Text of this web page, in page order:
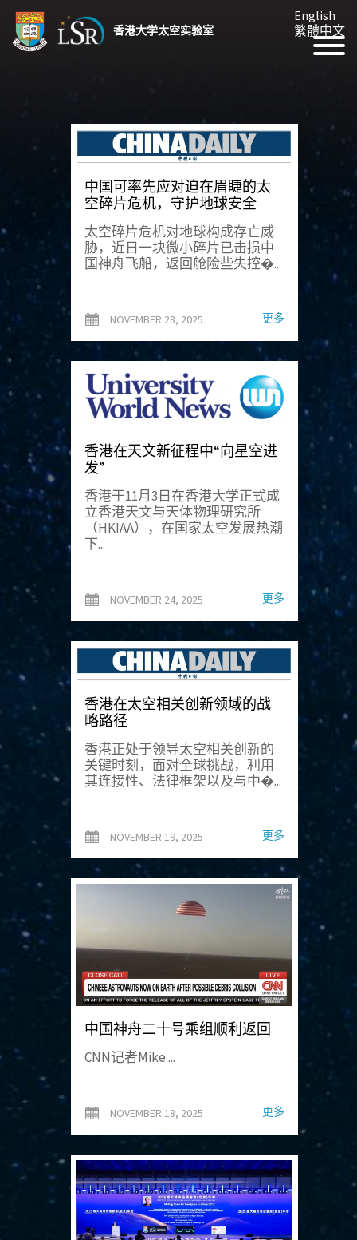
香港大学太空实验室
English
繁體中文
中国可率先应对迫在眉睫的太
空碎片危机，守护地球安全
太空碎片危机对地球构成存亡威
胁，近日一块微小碎片已击损中
国神舟飞船，返回舱险些失控�...
NOVEMBER 28, 2025 更多
香港在天文新征程中“向星空进
发”
香港于11月3日在香港大学正式成
立香港天文与天体物理研究所
（HKIAA），在国家太空发展热潮
下...
NOVEMBER 24, 2025 更多
香港在太空相关创新领域的战
略路径
香港正处于领导太空相关创新的
关键时刻，面对全球挑战，利用
其连接性、法律框架以及与中�...
NOVEMBER 19, 2025 更多
中国神舟二十号乘组顺利返回
CNN记者Mike ...
NOVEMBER 18, 2025 更多